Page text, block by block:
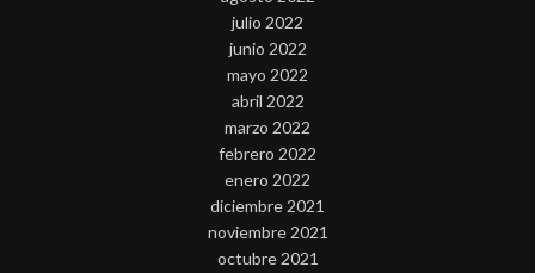
julio 2022
junio 2022
mayo 2022
abril 2022
marzo 2022
febrero 2022
enero 2022
diciembre 2021
noviembre 2021
octubre 2021